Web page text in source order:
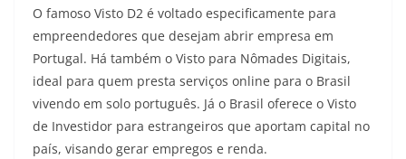
O famoso Visto D2 é voltado especificamente para
empreendedores que desejam abrir empresa em
Portugal. Há também o Visto para Nômades Digitais,
ideal para quem presta serviços online para o Brasil
vivendo em solo português. Já o Brasil oferece o Visto
de Investidor para estrangeiros que aportam capital no
país, visando gerar empregos e renda.